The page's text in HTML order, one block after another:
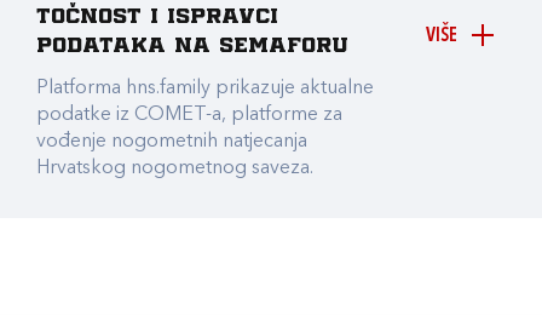
VIŠE
točnost i ispravci
podataka na Semaforu
Platforma hns.family prikazuje aktualne
podatke iz COMET-a, platforme za
vođenje nogometnih natjecanja
Hrvatskog nogometnog saveza.